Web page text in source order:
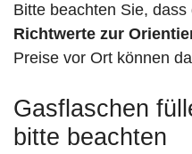
Bitte beachten Sie,
Richtwerte zur
Preise vor Ort können
Gasflaschen
bitte beachten